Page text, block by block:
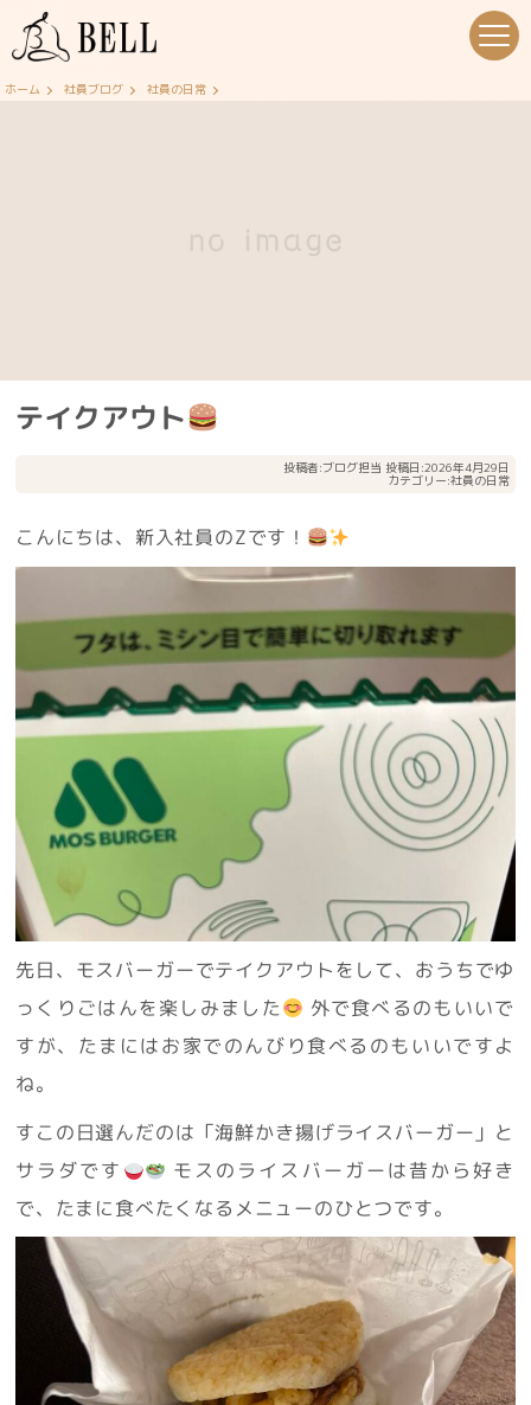
ホーム 社員ブログ 社員の日常
テイクアウト
投稿者:ブログ担当 投稿日:2026年4月29日
カテゴリー:社員の日常
こんにちは、新入社員のZです！
先日、モスバーガーでテイクアウトをして、おうちでゆ
っくりごはんを楽しみました 外で食べるのもいいで
すが、たまにはお家でのんびり食べるのもいいですよ
ね。
すこの日選んだのは「海鮮かき揚げライスバーガー」と
サラダです モスのライスバーガーは昔から好き
で、たまに食べたくなるメニューのひとつです。